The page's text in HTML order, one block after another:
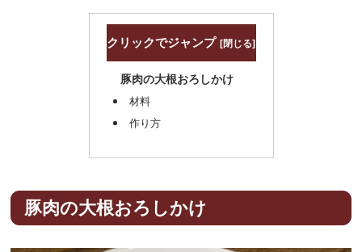
クリックでジャンプ
豚肉の大根おろしかけ
材料
作り方
豚肉の大根おろしかけ